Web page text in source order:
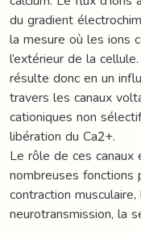
du gradient
la mesure où les ions
l’extérieur de la
résulte donc en un
travers les canaux
cationiques non
libération du Ca2+.
Le rôle de ces
nombreuses
contraction
neurotransmission, la